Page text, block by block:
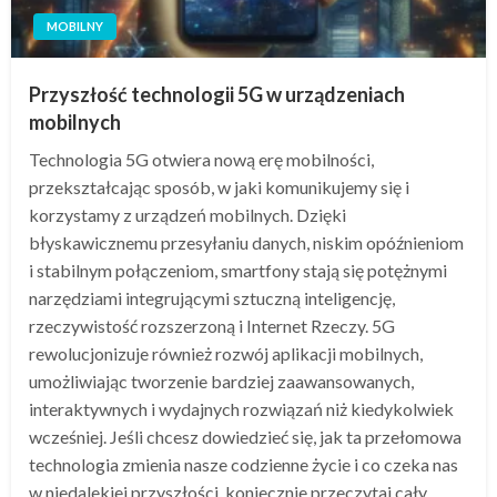
MOBILNY
Przyszłość technologii 5G w urządzeniach
mobilnych
Technologia 5G otwiera nową erę mobilności,
przekształcając sposób, w jaki komunikujemy się i
korzystamy z urządzeń mobilnych. Dzięki
błyskawicznemu przesyłaniu danych, niskim opóźnieniom
i stabilnym połączeniom, smartfony stają się potężnymi
narzędziami integrującymi sztuczną inteligencję,
rzeczywistość rozszerzoną i Internet Rzeczy. 5G
rewolucjonizuje również rozwój aplikacji mobilnych,
umożliwiając tworzenie bardziej zaawansowanych,
interaktywnych i wydajnych rozwiązań niż kiedykolwiek
wcześniej. Jeśli chcesz dowiedzieć się, jak ta przełomowa
technologia zmienia nasze codzienne życie i co czeka nas
w niedalekiej przyszłości, koniecznie przeczytaj cały